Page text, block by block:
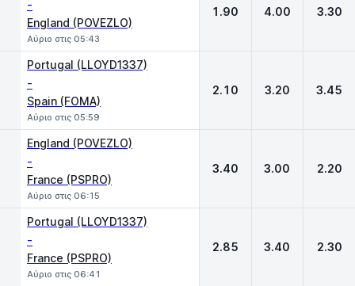
-
England (POVEZLO)
Αύριο στις 05:43
1.90 4.00 3.30
Portugal (LLOYD1337)
-
Spain (FOMA)
Αύριο στις 05:59
2.10 3.20 3.45
England (POVEZLO)
-
France (PSPRO)
Αύριο στις 06:15
3.40 3.00 2.20
Portugal (LLOYD1337)
-
France (PSPRO)
Αύριο στις 06:41
2.85 3.40 2.30